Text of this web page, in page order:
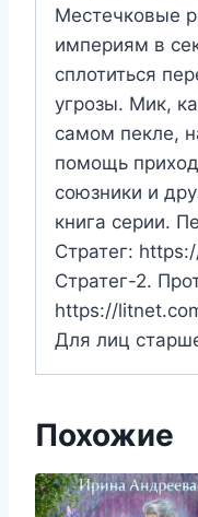
Местечковые
империям в
сплотиться
угрозы. Мик,
самом пекле,
помощь
союзники и
книга серии.
Стратег:
Стратег-2.
https://
Для лиц
Похожие